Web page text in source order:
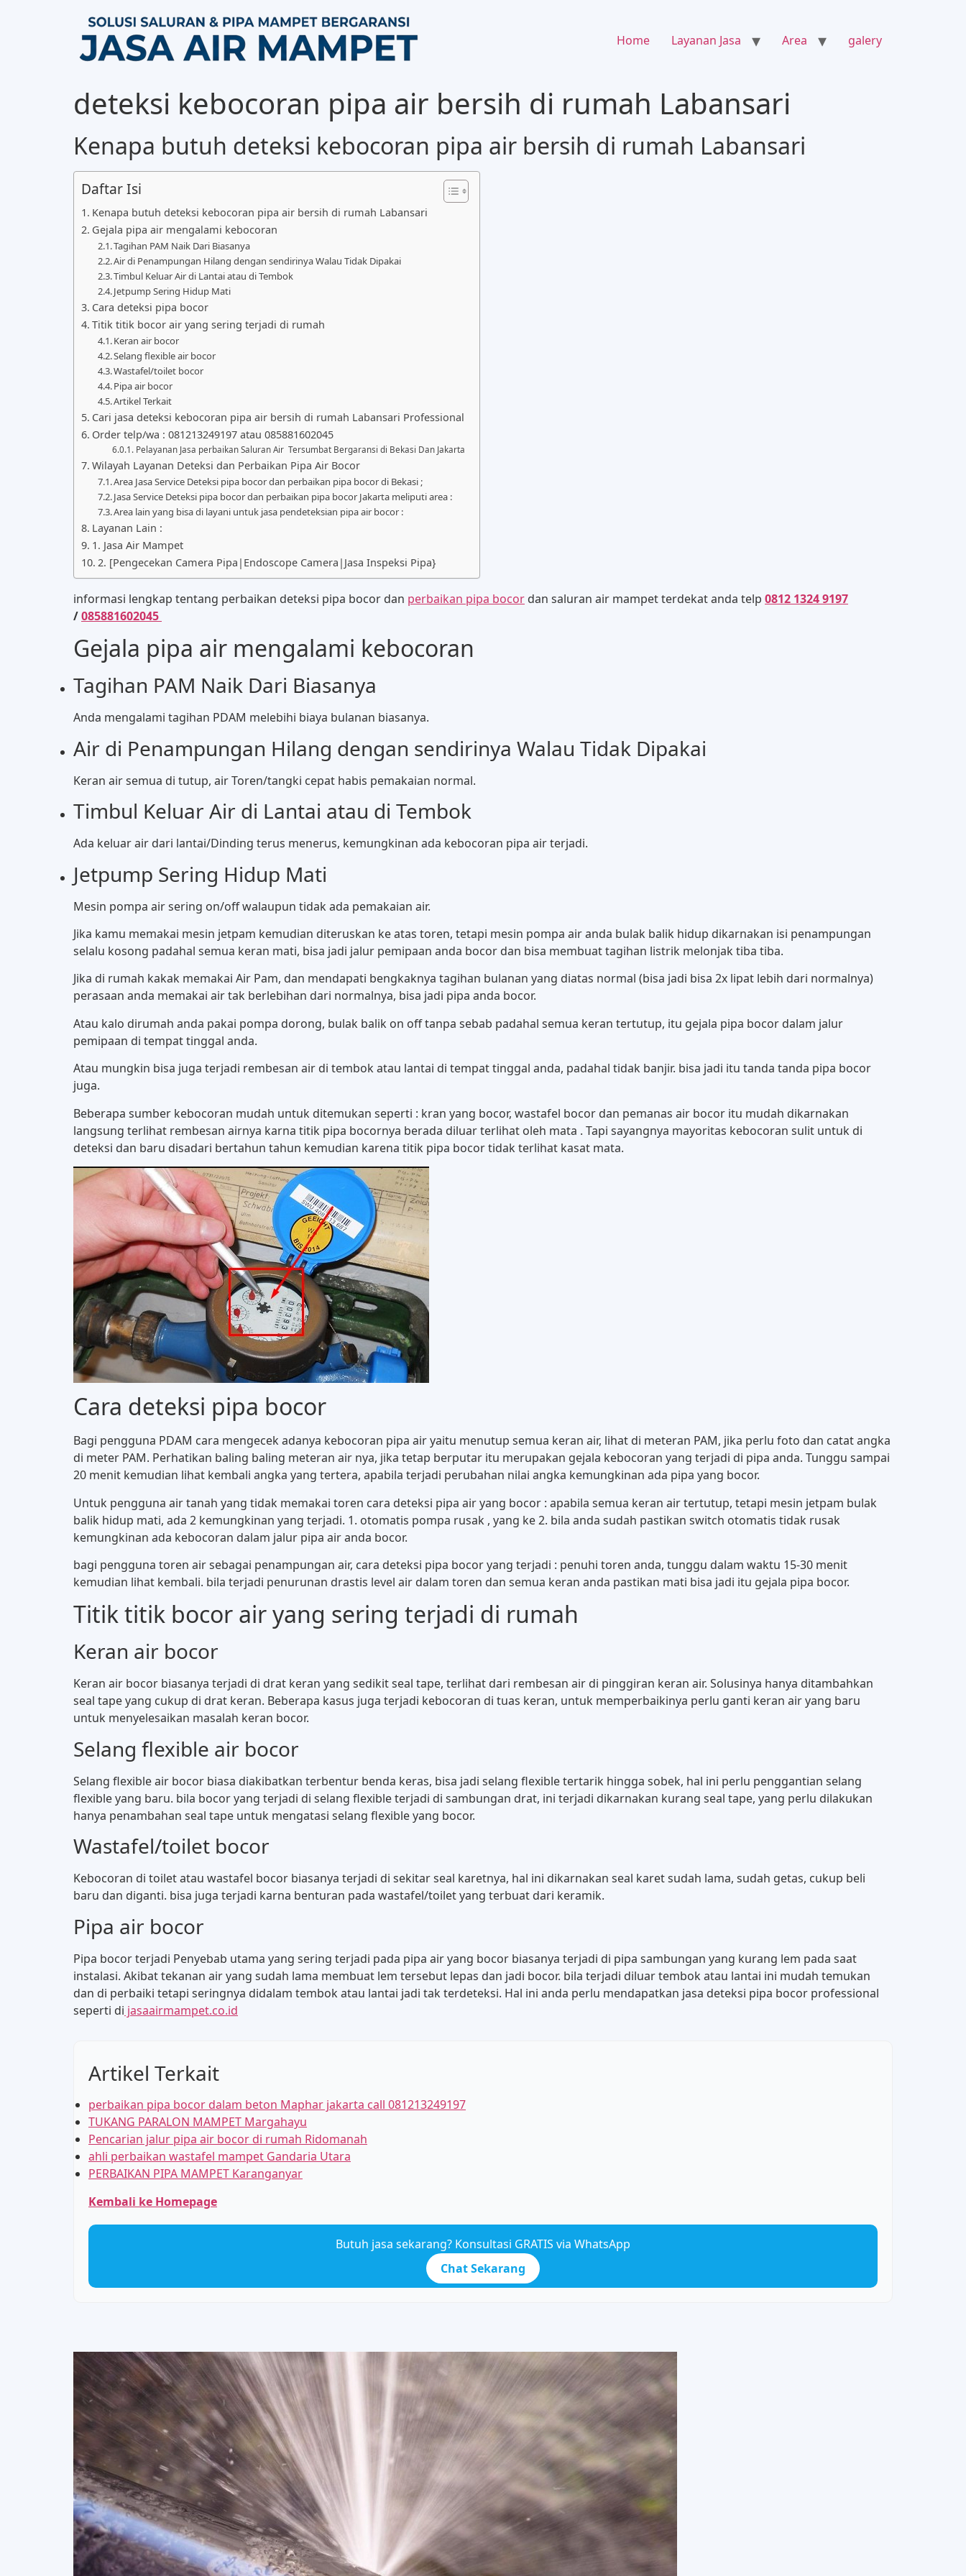
Home Layanan Jasa Area galery
deteksi kebocoran pipa air bersih di rumah Labansari
Kenapa butuh deteksi kebocoran pipa air bersih di rumah Labansari
Daftar Isi
Kenapa butuh deteksi kebocoran pipa air bersih di rumah Labansari
Gejala pipa air mengalami kebocoran
Tagihan PAM Naik Dari Biasanya
Air di Penampungan Hilang dengan sendirinya Walau Tidak Dipakai
Timbul Keluar Air di Lantai atau di Tembok
Jetpump Sering Hidup Mati
Cara deteksi pipa bocor
Titik titik bocor air yang sering terjadi di rumah
Keran air bocor
Selang flexible air bocor
Wastafel/toilet bocor
Pipa air bocor
Artikel Terkait
Cari jasa deteksi kebocoran pipa air bersih di rumah Labansari Professional
Order telp/wa : 081213249197 atau 085881602045
Pelayanan Jasa perbaikan Saluran Air Tersumbat Bergaransi di Bekasi Dan Jakarta
Wilayah Layanan Deteksi dan Perbaikan Pipa Air Bocor
Area Jasa Service Deteksi pipa bocor dan perbaikan pipa bocor di Bekasi ;
Jasa Service Deteksi pipa bocor dan perbaikan pipa bocor Jakarta meliputi area :
Area lain yang bisa di layani untuk jasa pendeteksian pipa air bocor :
Layanan Lain :
1. Jasa Air Mampet
2. [Pengecekan Camera Pipa|Endoscope Camera|Jasa Inspeksi Pipa}
informasi lengkap tentang perbaikan deteksi pipa bocor dan perbaikan pipa bocor dan saluran air mampet terdekat anda telp 0812 1324 9197
/085881602045
Gejala pipa air mengalami kebocoran
Tagihan PAM Naik Dari Biasanya
Anda mengalami tagihan PDAM melebihi biaya bulanan biasanya.
Air di Penampungan Hilang dengan sendirinya Walau Tidak Dipakai
Keran air semua di tutup, air Toren/tangki cepat habis pemakaian normal.
Timbul Keluar Air di Lantai atau di Tembok
Ada keluar air dari lantai/Dinding terus menerus, kemungkinan ada kebocoran pipa air terjadi.
Jetpump Sering Hidup Mati
Mesin pompa air sering on/off walaupun tidak ada pemakaian air.
Jika kamu memakai mesin jetpam kemudian diteruskan ke atas toren, tetapi mesin pompa air anda bulak balik hidup dikarnakan isi penampungan
selalu kosong padahal semua keran mati, bisa jadi jalur pemipaan anda bocor dan bisa membuat tagihan listrik melonjak tiba tiba.
Jika di rumah kakak memakai Air Pam, dan mendapati bengkaknya tagihan bulanan yang diatas normal (bisa jadi bisa 2x lipat lebih dari normalnya)
perasaan anda memakai air tak berlebihan dari normalnya, bisa jadi pipa anda bocor.
Atau kalo dirumah anda pakai pompa dorong, bulak balik on off tanpa sebab padahal semua keran tertutup, itu gejala pipa bocor dalam jalur
pemipaan di tempat tinggal anda.
Atau mungkin bisa juga terjadi rembesan air di tembok atau lantai di tempat tinggal anda, padahal tidak banjir. bisa jadi itu tanda tanda pipa bocor
juga.
Beberapa sumber kebocoran mudah untuk ditemukan seperti : kran yang bocor, wastafel bocor dan pemanas air bocor itu mudah dikarnakan
langsung terlihat rembesan airnya karna titik pipa bocornya berada diluar terlihat oleh mata . Tapi sayangnya mayoritas kebocoran sulit untuk di
deteksi dan baru disadari bertahun tahun kemudian karena titik pipa bocor tidak terlihat kasat mata.
Cara deteksi pipa bocor
Bagi pengguna PDAM cara mengecek adanya kebocoran pipa air yaitu menutup semua keran air, lihat di meteran PAM, jika perlu foto dan catat angka
di meter PAM. Perhatikan baling baling meteran air nya, jika tetap berputar itu merupakan gejala kebocoran yang terjadi di pipa anda. Tunggu sampai
20 menit kemudian lihat kembali angka yang tertera, apabila terjadi perubahan nilai angka kemungkinan ada pipa yang bocor.
Untuk pengguna air tanah yang tidak memakai toren cara deteksi pipa air yang bocor : apabila semua keran air tertutup, tetapi mesin jetpam bulak
balik hidup mati, ada 2 kemungkinan yang terjadi. 1. otomatis pompa rusak , yang ke 2. bila anda sudah pastikan switch otomatis tidak rusak
kemungkinan ada kebocoran dalam jalur pipa air anda bocor.
bagi pengguna toren air sebagai penampungan air, cara deteksi pipa bocor yang terjadi : penuhi toren anda, tunggu dalam waktu 15-30 menit
kemudian lihat kembali. bila terjadi penurunan drastis level air dalam toren dan semua keran anda pastikan mati bisa jadi itu gejala pipa bocor.
Titik titik bocor air yang sering terjadi di rumah
Keran air bocor
Keran air bocor biasanya terjadi di drat keran yang sedikit seal tape, terlihat dari rembesan air di pinggiran keran air. Solusinya hanya ditambahkan
seal tape yang cukup di drat keran. Beberapa kasus juga terjadi kebocoran di tuas keran, untuk memperbaikinya perlu ganti keran air yang baru
untuk menyelesaikan masalah keran bocor.
Selang flexible air bocor
Selang flexible air bocor biasa diakibatkan terbentur benda keras, bisa jadi selang flexible tertarik hingga sobek, hal ini perlu penggantian selang
flexible yang baru. bila bocor yang terjadi di selang flexible terjadi di sambungan drat, ini terjadi dikarnakan kurang seal tape, yang perlu dilakukan
hanya penambahan seal tape untuk mengatasi selang flexible yang bocor.
Wastafel/toilet bocor
Kebocoran di toilet atau wastafel bocor biasanya terjadi di sekitar seal karetnya, hal ini dikarnakan seal karet sudah lama, sudah getas, cukup beli
baru dan diganti. bisa juga terjadi karna benturan pada wastafel/toilet yang terbuat dari keramik.
Pipa air bocor
Pipa bocor terjadi Penyebab utama yang sering terjadi pada pipa air yang bocor biasanya terjadi di pipa sambungan yang kurang lem pada saat
instalasi. Akibat tekanan air yang sudah lama membuat lem tersebut lepas dan jadi bocor. bila terjadi diluar tembok atau lantai ini mudah temukan
dan di perbaiki tetapi seringnya didalam tembok atau lantai jadi tak terdeteksi. Hal ini anda perlu mendapatkan jasa deteksi pipa bocor professional
seperti di jasaairmampet.co.id
Artikel Terkait
perbaikan pipa bocor dalam beton Maphar jakarta call 081213249197
TUKANG PARALON MAMPET Margahayu
Pencarian jalur pipa air bocor di rumah Ridomanah
ahli perbaikan wastafel mampet Gandaria Utara
PERBAIKAN PIPA MAMPET Karanganyar
Kembali ke Homepage
Butuh jasa sekarang? Konsultasi GRATIS via WhatsApp
Chat Sekarang